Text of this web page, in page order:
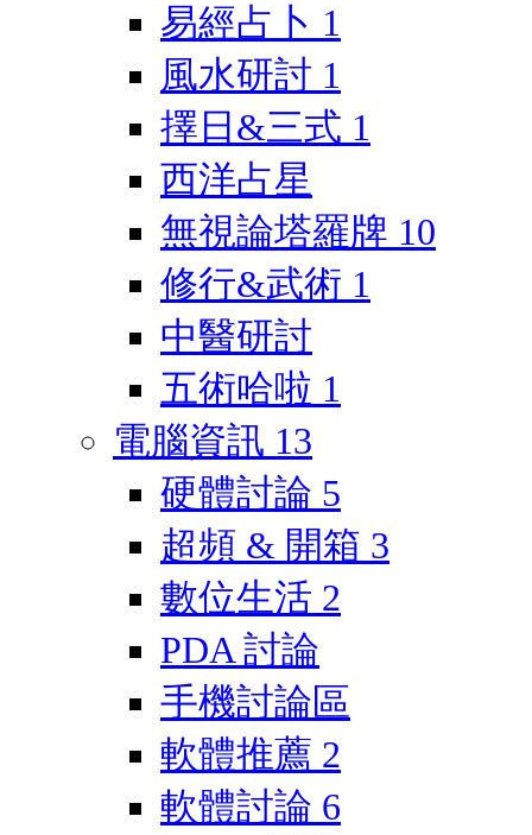
易經占卜 1
風水研討 1
擇日&三式 1
西洋占星
無視論塔羅牌 10
修行&武術 1
中醫研討
五術哈啦 1
電腦資訊 13
硬體討論 5
超頻 & 開箱 3
數位生活 2
PDA 討論
手機討論區
軟體推薦 2
軟體討論 6